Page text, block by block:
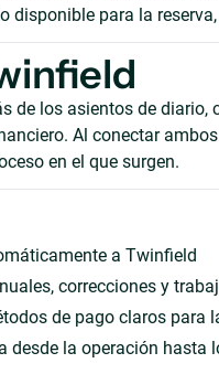
disponible para la
de los asientos de
Al conectar
en el que surgen.
a Twinfield
correcciones y
de pago claros para
desde la operación hasta